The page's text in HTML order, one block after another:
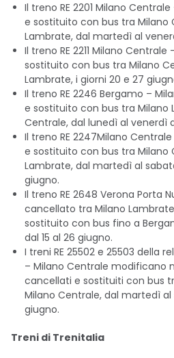
Il treno RE 2201 Milano
e sostituito con bus tra Milano
Lambrate, dal martedì al
Il treno RE 2211 Milano
sostituito con bus tra Milano
Lambrate, i giorni 20 e 27
Il treno RE 2246 Bergamo –
e sostituito con bus tra Milano
Centrale, dal lunedì al venerdì
Il treno RE 2247Milano
e sostituito con bus tra Milano
Lambrate, dal martedì al
giugno.
Il treno RE 2648 Verona Porta
cancellato tra Milano
sostituito con bus fino a
dal 15 al 26 giugno.
I treni RE 25502 e 25503 della
– Milano Centrale modificano
cancellati e sostituiti con bus
Milano Centrale, dal martedì al
giugno.
Treni di Trenitalia